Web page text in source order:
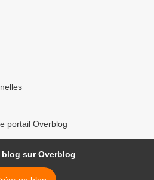
portail Overblog
blog sur Overblog